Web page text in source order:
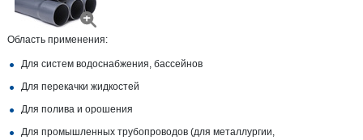
Область применения:
Для систем водоснабжения, бассейнов
Для перекачки жидкостей
Для полива и орошения
Для промышленных трубопроводов (для металлургии,